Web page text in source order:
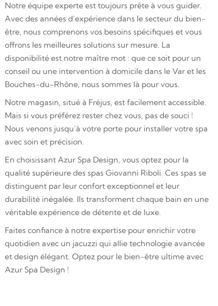
Notre équipe experte est toujours prête à vous guider.
Avec des années d’expérience dans le secteur du bien-
être, nous comprenons vos besoins spécifiques et vous
offrons les meilleures solutions sur mesure. La
disponibilité est notre maître mot : que ce soit pour un
conseil ou une intervention à domicile dans le Var et les
Bouches-du-Rhône, nous sommes là pour vous.
Notre magasin, situé à Fréjus, est facilement accessible.
Mais si vous préférez rester chez vous, pas de souci !
Nous venons jusqu’à votre porte pour installer votre spa
avec soin et précision.
En choisissant Azur Spa Design, vous optez pour la
qualité supérieure des spas Giovanni Riboli. Ces spas se
distinguent par leur confort exceptionnel et leur
durabilité inégalée. Ils transforment chaque bain en une
véritable expérience de détente et de luxe.
Faites confiance à notre expertise pour enrichir votre
quotidien avec un jacuzzi qui allie technologie avancée
et design élégant. Optez pour le bien-être ultime avec
Azur Spa Design !